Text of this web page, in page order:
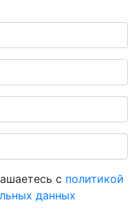
с политикой
данных